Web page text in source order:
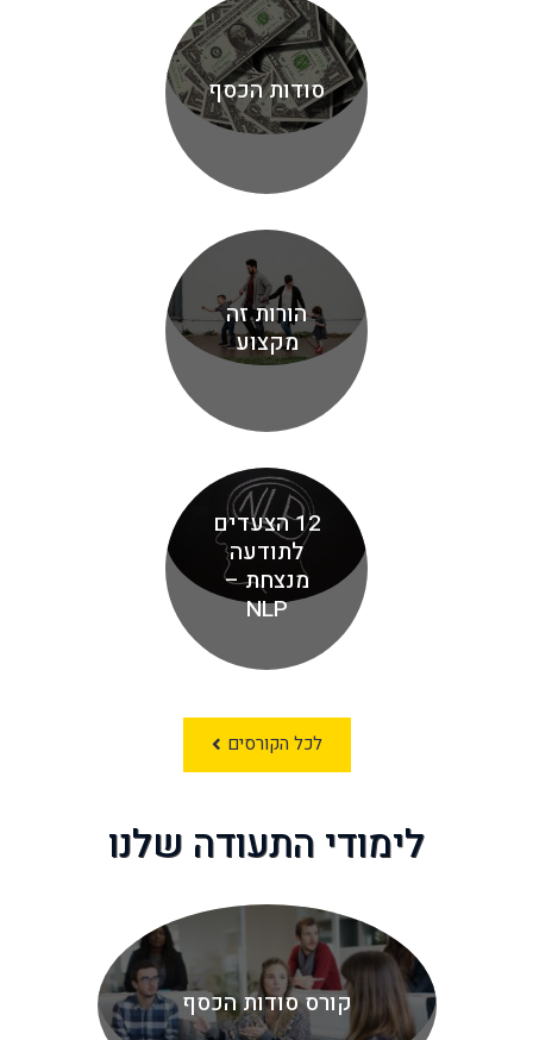
סודות הכסף
הורות זה
מקצוע
12 הצעדים
לתודעה
מנצחת –
NLP
לכל הקורסים
לימודי התעודה שלנו
קורס סודות הכסף